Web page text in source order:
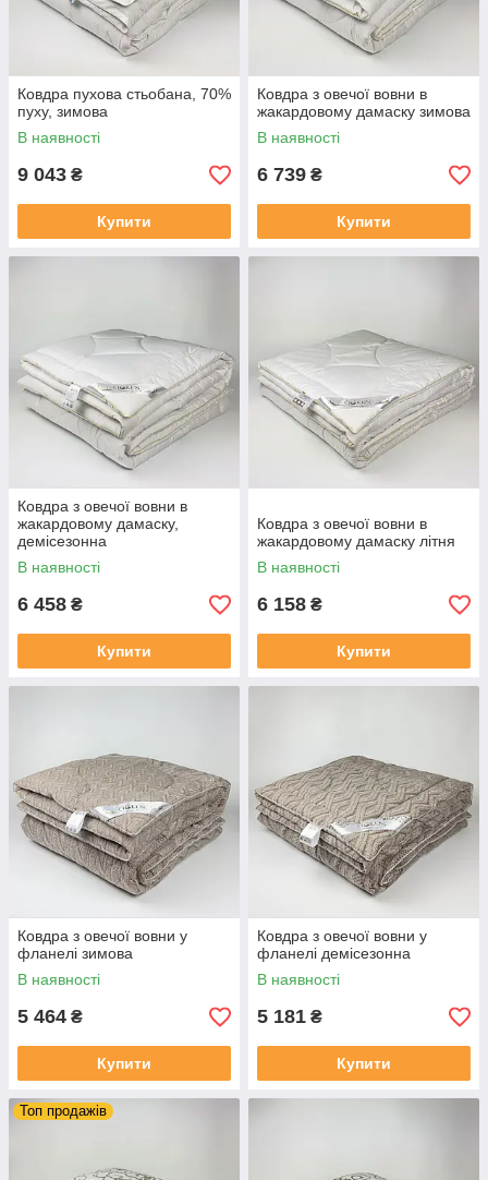
Ковдра пухова стьобана, 70%
пуху, зимова
В наявності
9 043 ₴
Купити
Ковдра з овечої вовни в
жакардовому дамаску зимова
В наявності
6 739 ₴
Купити
Ковдра з овечої вовни в
жакардовому дамаску,
демісезонна
В наявності
6 458 ₴
Купити
Ковдра з овечої вовни в
жакардовому дамаску літня
В наявності
6 158 ₴
Купити
Ковдра з овечої вовни у
фланелі зимова
В наявності
5 464 ₴
Купити
Ковдра з овечої вовни у
фланелі демісезонна
В наявності
5 181 ₴
Купити
Топ продажів